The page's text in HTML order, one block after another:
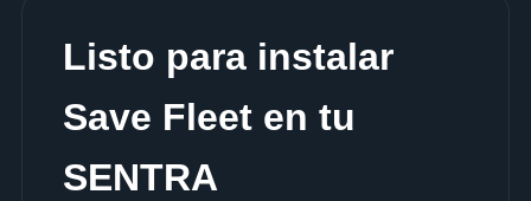
Listo para instalar
Save Fleet en tu
SENTRA